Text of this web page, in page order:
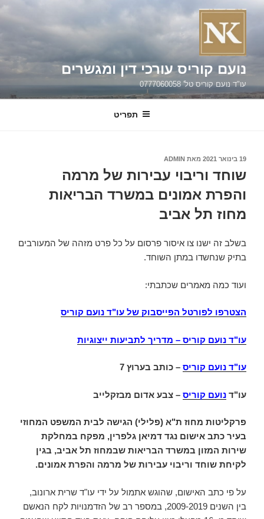
דילוג
נועם קוריס עורכי דין ומגשרים
עו"ד נועם קוריס טל' 0777060058
תפריט
פורסם
19 בינואר 2021 מאת ADMIN
שוחד וריבוי עבירות של מרמה
והפרת אמונים במשרד הבריאות
מחוז תל אביב
בשלב זה ישנו צו איסור פרסום על כל פרט מזהה של המעורבים
בתיק שנחשדו במתן השוחד.
ועוד כמה מאמרים שכתבתי:
הצטרפו לפורטל הפייסבוק של עו"ד נועם קוריס
עו"ד נועם קוריס – מדריך לתביעות ייצוגיות
עו"ד נועם קוריס – כותב בערוץ 7
עו"ד נועם קוריס – צבע אדום מבזקלייב
פרקליטות מחוז ת"א (פלילי) הגישה לבית המשפט המחוזי
בעיר כתב אישום נגד דמיאן גלפרין, מפקח במחלקת
שירות המזון במשרד הבריאות שבמחוז תל אביב, בגין
לקיחת שוחד וריבוי עבירות של מרמה והפרת אמונים.
על פי כתב האישום, שהוגש אתמול על ידי עו"ד שרית ארונוב,
בין השנים 2009-2019, במספר רב של הזדמנויות לקח הנאשם